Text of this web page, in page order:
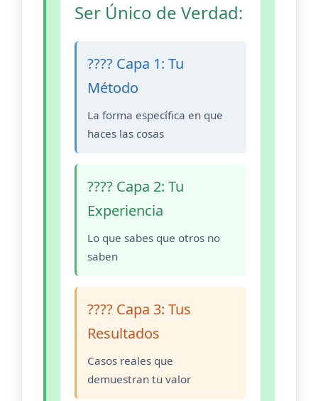
Ser Único de Verdad:
???? Capa 1: Tu
Método
La forma específica en que
haces las cosas
???? Capa 2: Tu
Experiencia
Lo que sabes que otros no
saben
???? Capa 3: Tus
Resultados
Casos reales que
demuestran tu valor